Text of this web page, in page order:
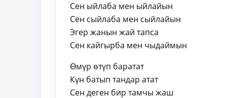
Сен ыйлаба мен ыйлайын
Сен сыйлаба мен сыйлайын
Эгер жанын жай тапса
Сен кайгырба мен чыдаймын
Өмүр өтүп баратат
Күн батып тандар атат
Сен деген бир тамчы жаш